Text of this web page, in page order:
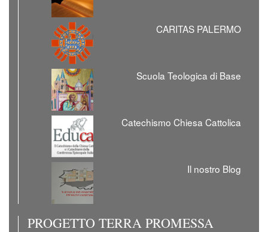
CARITAS PALERMO
Scuola Teologica di Base
Catechismo Chiesa Cattolica
Il nostro Blog
PROGETTO TERRA PROMESSA